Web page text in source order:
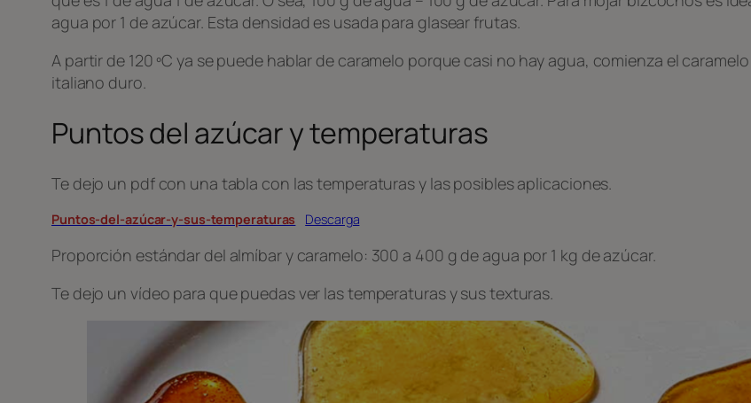
agua por 1 de azúcar. Esta densidad es usada para glasear frutas.
A partir de 120 ºC ya se puede hablar de caramelo porque casi no hay agua, comienza el
italiano duro.
Puntos del azúcar y temperaturas
Te dejo un pdf con una tabla con las temperaturas y las posibles aplicaciones.
Puntos-del-azúcar-y-sus-temperaturas Descarga
Proporción estándar del almíbar y caramelo: 300 a 400 g de agua por 1 kg de azúcar.
Te dejo un vídeo para que puedas ver las temperaturas y sus texturas.